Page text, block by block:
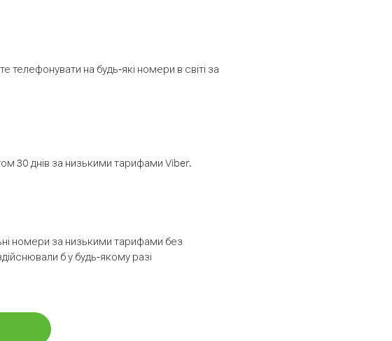
на будь-які номери в світі за
30 днів за низькими тарифами Viber.
номери за низькими тарифами без
б у будь-якому разі